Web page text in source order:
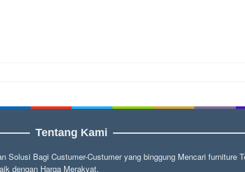
Tentang Kami
Solusi Bagi Custumer-Custumer yang binggung Mencari furniture
dengan Harga Merakyat.